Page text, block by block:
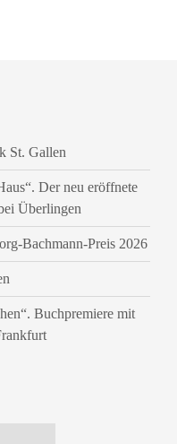
St. Gallen
Der neu eröffnete
Überlingen
Bachmann-Preis 2026
Buchpremiere mit